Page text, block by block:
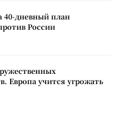
40-дневный план
России
Европа учится угрожать